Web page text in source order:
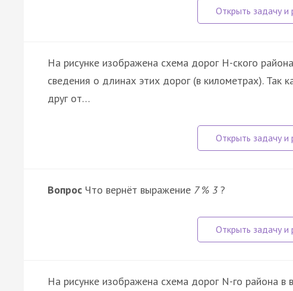
На рисунке изображена схема дорог Н-ского
сведения о длинах этих дорог (в километрах). Так
друг от…
Вопрос Что вернёт выражение 7 % 3?
На рисунке изображена схема дорог N-го района в